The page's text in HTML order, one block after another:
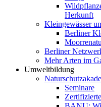
Herkunft
Kleingewässer
Berliner
Berliner
Mehr Arten im
Umweltbildung
Seminare